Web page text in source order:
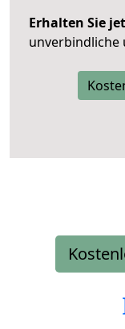
Erhalten Sie
unverbindliche